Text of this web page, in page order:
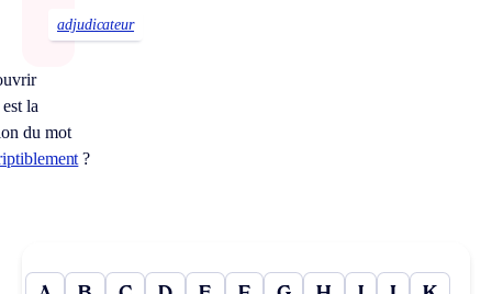
adjudicateur
la
du mot
?